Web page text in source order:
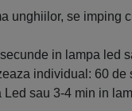
unghiilor, se imping
in lampa led
individual: 60
sau 3-4 min in